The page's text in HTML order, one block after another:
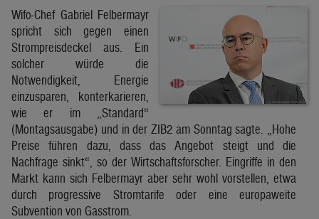
Wifo-Chef Gabriel Felbermayr
spricht sich gegen einen
Strompreisdeckel aus. Ein
solcher würde die
Notwendigkeit, Energie
einzusparen, konterkarieren,
wie er im „Standard“
(Montagsausgabe) und in der ZIB2 am Sonntag sagte. „Hohe
Preise führen dazu, dass das Angebot steigt und die
Nachfrage sinkt“, so der Wirtschaftsforscher. Eingriffe in den
Markt kann sich Felbermayr aber sehr wohl vorstellen, etwa
durch progressive Stromtarife oder eine europaweite
Subvention von Gasstrom.